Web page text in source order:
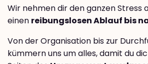
Wir nehmen dir den ganzen Stress
einen reibungslosen Ablauf bis
Von der Organisation bis zur
kümmern uns um alles, damit du